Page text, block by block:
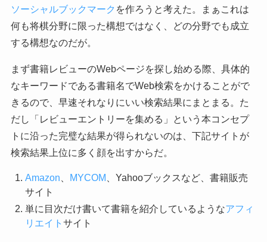
ソーシャルブックマーク を作ろうと考えた。まぁこれは
何も将棋分野に限った構想ではなく、どの分野でも成立
する構想なのだが。
まず書籍レビューのWebページを探し始める際、具体的
なキーワードである書籍名でWeb検索をかけることがで
きるので、早速それなりにいい検索結果にまとまる。た
だし「レビューエントリーを集める」という本コンセプ
トに沿った完璧な結果が得られないのは、下記サイトが
検索結果上位に多く顔を出すからだ。
Amazon MYCOM
、Yahooブックスなど、書籍販売
サイト
単に目次だけ書いて書籍を紹介しているようなアフィ
リエイト サイト